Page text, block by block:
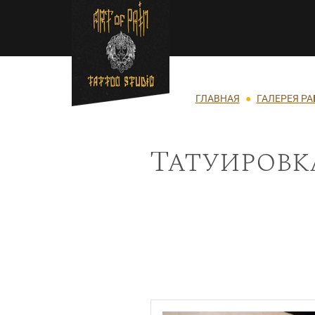
Перейти к основному содержанию
Строка навигации
ГЛАВНАЯ ГАЛЕРЕЯ